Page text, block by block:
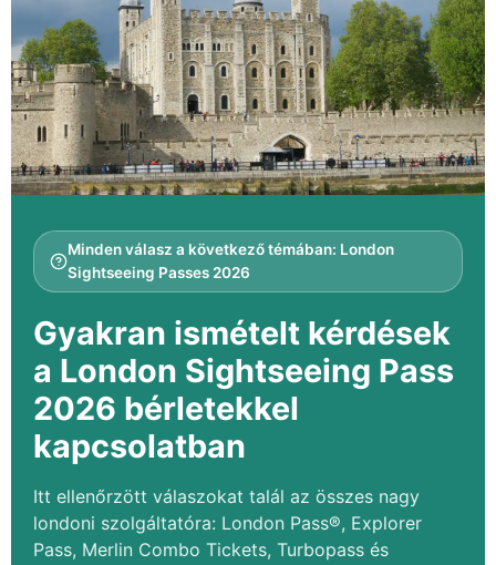
Minden válasz a következő témában: London
Sightseeing Passes 2026
Gyakran ismételt kérdések
a London Sightseeing Pass
2026 bérletekkel
kapcsolatban
Itt ellenőrzött válaszokat talál az összes nagy
londoni szolgáltatóra: London Pass®, Explorer
Pass, Merlin Combo Tickets, Turbopass és